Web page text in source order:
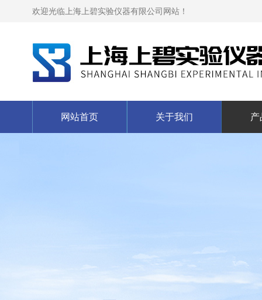
欢迎光临上海上碧实验仪器有限公司网站！
网站首页 关于我们 产